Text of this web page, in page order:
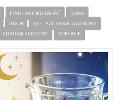
INSULINOOPORNOŚĆ
KAWA
RUCH
STŁUSZCZENIE WĄTROBY
ZDROWE JEDZENIE ZDROWIE